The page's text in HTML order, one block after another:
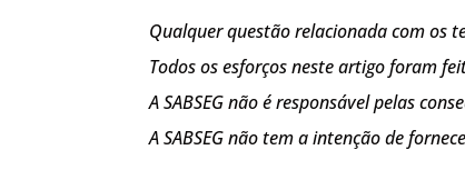
Qualquer questão relacionada com os
Todos os esforços neste artigo foram
A SABSEG não é responsável pelas
A SABSEG não tem a intenção de